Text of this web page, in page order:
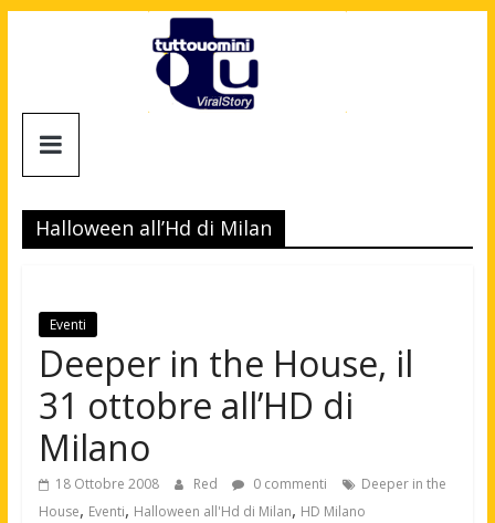
Tuttouomini
Tv,
Cinema,
news
moda
maschile
Halloween all’Hd di Milan
Eventi
Deeper in the House, il
31 ottobre all’HD di
Milano
18 Ottobre 2008 Red 0 commenti
Deeper in the
House, Eventi, Halloween all'Hd di Milan, HD Milano